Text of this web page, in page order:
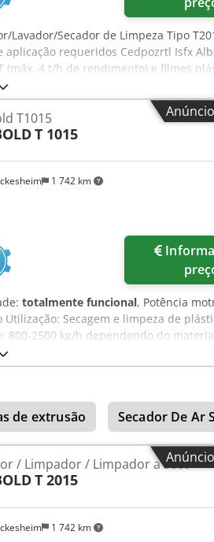
Lavador/Secador de Limpeza Tipo
requeridos Cedpozrtl Isfx
(máx. 4 t/h de rendimento) e filmes
Tamisagem padrão: furos
1 742 km
T1015
T 1015
totalmente funcional, Potência
Secagem e limpeza de
800-2500 kg/h dependendo do
de extrusão Secador De Ar
1 742 km
/ Limpador / Limpador a seco
T 2015